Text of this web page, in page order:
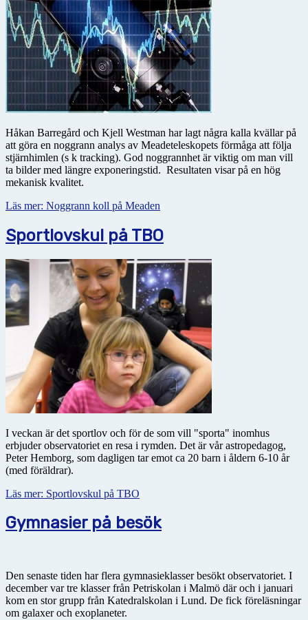
Håkan Barregård och Kjell Westman har lagt några kalla kvällar på
att göra en noggrann analys av Meadeteleskopets förmåga att följa
stjärnhimlen (s k tracking). God noggrannhet är viktig om man vill
ta bilder med längre exponeringstid. Resultaten visar på en hög
mekanisk kvalitet.
Läs mer: Noggrann koll på Meaden
Sportlovskul på TBO
I veckan är det sportlov och för de som vill "sporta" inomhus
erbjuder observatoriet en resa i rymden. Det är vår astropedagog,
Peter Hemborg, som dagligen tar emot ca 20 barn i åldern 6-10 år
(med föräldrar).
Läs mer: Sportlovskul på TBO
Gymnasier på besök
Den senaste tiden har flera gymnasieklasser besökt observatoriet. I
december var tre klasser från Petriskolan i Malmö där och i januari
kom en stor grupp från Katedralskolan i Lund. De fick föreläsningar
om galaxer och exoplaneter.